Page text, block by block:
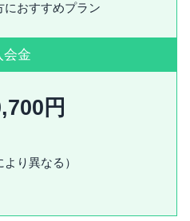
におすすめプラン
会金
円
より異なる）